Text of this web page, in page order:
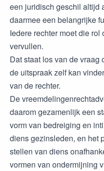
een juridisch geschil altijd
daarmee een belangrijke
Iedere rechter moet die
vervullen.
Dat staat los van de vraag
de uitspraak zelf kan
van de rechter.
De
daarom gezamenlijk een
vorm van bedreiging en
diens gezinsleden, en het
stellen van diens
vormen van ondermijning